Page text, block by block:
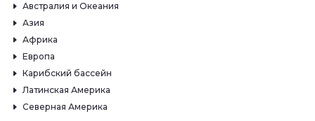
Австралия и Океания
Азия
Африка
Европа
Карибский бассейн
Латинская Америка
Северная Америка